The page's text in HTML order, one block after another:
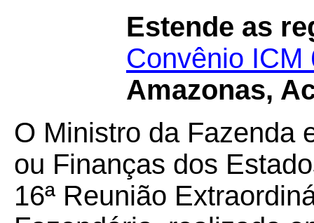
Estende as
Convênio ICM
Amazonas,
O Ministro da Fazenda
ou Finanças dos
16ª Reunião